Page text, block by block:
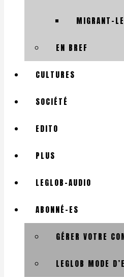
MIGRANT-
EN BREF
CULTURES
SOCIÉTÉ
EDITO
PLUS
LEGLOB-AUDIO
ABONNÉ-ES
GÉRER VOTRE
LEGLOB MODE